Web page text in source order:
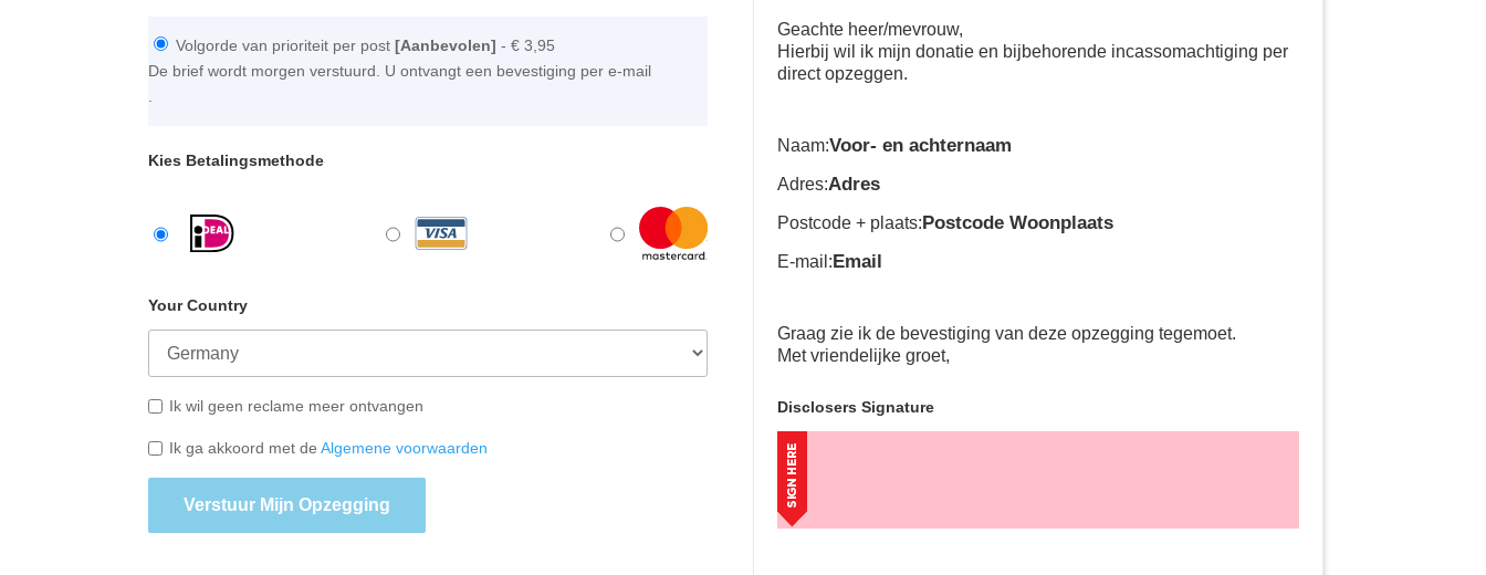
Volgorde van prioriteit per post[Aanbevolen]-€ 3,95
De brief wordt morgen verstuurd. U ontvangt een bevestiging per e-mail
Kies Betalingsmethode
Your Country
Ik wil geen reclame meer ontvangen
Ik ga akkoord met deAlgemene voorwaarden
Verstuur Mijn Opzegging
Geachte heer/mevrouw,
Hierbij wil ik mijn donatie en bijbehorende incassomachtiging per
direct opzeggen.
Naam:Voor- en achternaam
Adres:Adres
Postcode + plaats:Postcode Woonplaats
E-mail:Email
Graag zie ik de bevestiging van deze opzegging tegemoet.
Met vriendelijke groet,
Disclosers Signature